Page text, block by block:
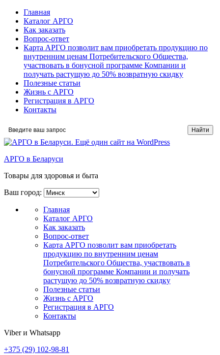
Главная
Каталог АРГО
Как заказать
Вопрос-ответ
Карта АРГО позволит вам приобретать продукцию по
внутренним ценам Потребительского Общества,
участвовать в бонусной программе Компании и
получать растущую до 50% возвратную скидку
Полезные статьи
Жизнь с АРГО
Регистрация в АРГО
Контакты
АРГО в Беларуси
Товары для здоровья и быта
Ваш город:
Главная
Каталог АРГО
Как заказать
Вопрос-ответ
Карта АРГО позволит вам приобретать
продукцию по внутренним ценам
Потребительского Общества, участвовать в
бонусной программе Компании и получать
растущую до 50% возвратную скидку
Полезные статьи
Жизнь с АРГО
Регистрация в АРГО
Контакты
Viber и Whatsapp
+375 (29) 102-98-81